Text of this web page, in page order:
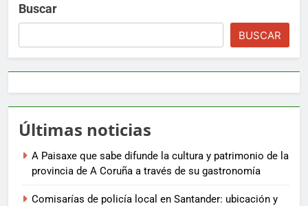
Buscar
BUSCAR
Últimas noticias
A Paisaxe que sabe difunde la cultura y patrimonio de la
provincia de A Coruña a través de su gastronomía
Comisarías de policía local en Santander: ubicación y